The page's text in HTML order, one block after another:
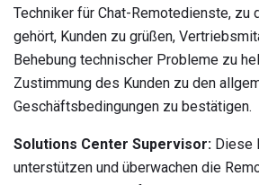
Techniker für Chat-Remotedienste, zu
gehört, Kunden zu grüßen,
Behebung technischer Probleme zu
Zustimmung des Kunden zu den
Geschäftsbedingungen zu bestätigen.
Solutions Center Supervisor: Diese
unterstützen und überwachen die